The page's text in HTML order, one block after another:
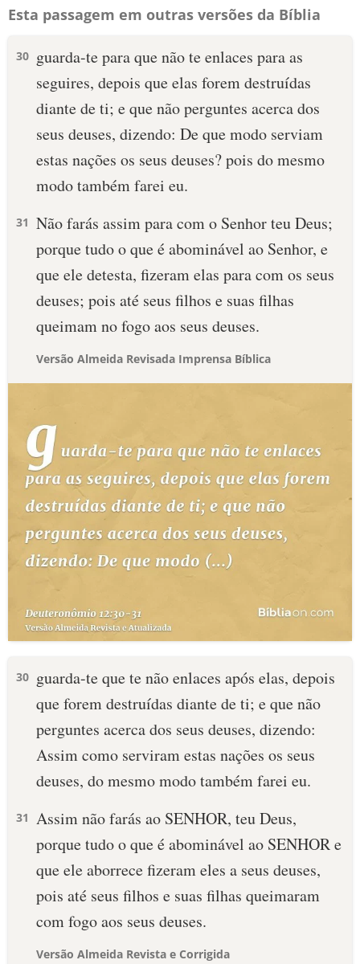
Esta passagem em outras versões da Bíblia
30 guarda-te para que não te enlaces para as
seguires, depois que elas forem destruídas
diante de ti; e que não perguntes acerca dos
seus deuses, dizendo: De que modo serviam
estas nações os seus deuses? pois do mesmo
modo também farei eu.
31 Não farás assim para com o Senhor teu Deus;
porque tudo o que é abominável ao Senhor, e
que ele detesta, fizeram elas para com os seus
deuses; pois até seus filhos e suas filhas
queimam no fogo aos seus deuses.
Versão Almeida Revisada Imprensa Bíblica
30 guarda-te que te não enlaces após elas, depois
que forem destruídas diante de ti; e que não
perguntes acerca dos seus deuses, dizendo:
Assim como serviram estas nações os seus
deuses, do mesmo modo também farei eu.
31 Assim não farás ao SENHOR, teu Deus,
porque tudo o que é abominável ao SENHOR e
que ele aborrece fizeram eles a seus deuses,
pois até seus filhos e suas filhas queimaram
com fogo aos seus deuses.
Versão Almeida Revista e Corrigida